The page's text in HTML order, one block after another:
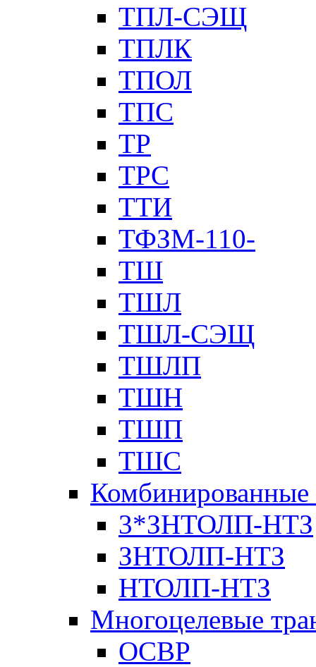
ТПЛ-СЭЩ
ТПЛК
ТПОЛ
ТПС
ТР
ТРС
ТТИ
ТФЗМ-110-
ТШ
ТШЛ
ТШЛ-СЭЩ
ТШЛП
ТШН
ТШП
ТШС
Комбинированные
3*ЗНТОЛП-НТЗ
ЗНТОЛП-НТЗ
НТОЛП-НТЗ
Многоцелевые
ОСВР